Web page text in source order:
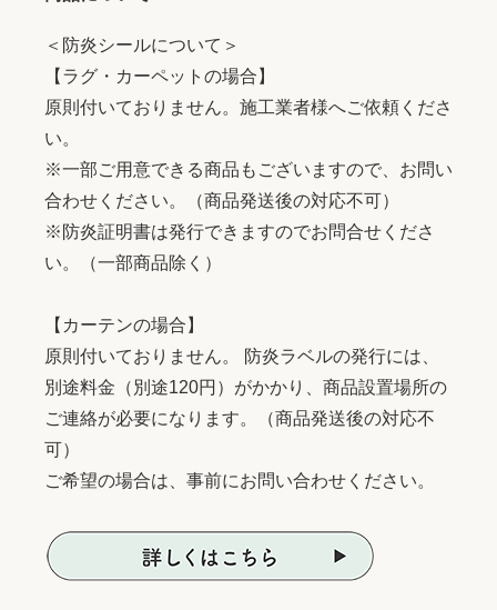
＜防炎シールについて＞
【ラグ・カーペットの場合】
原則付いておりません。施工業者様へご依頼くださ
い。
※一部ご用意できる商品もございますので、お問い
合わせください。（商品発送後の対応不可）
※防炎証明書は発行できますのでお問合せくださ
い。（一部商品除く）
【カーテンの場合】
原則付いておりません。 防炎ラベルの発行には、
別途料金（別途120円）がかかり、商品設置場所の
ご連絡が必要になります。（商品発送後の対応不
可）
ご希望の場合は、事前にお問い合わせください。